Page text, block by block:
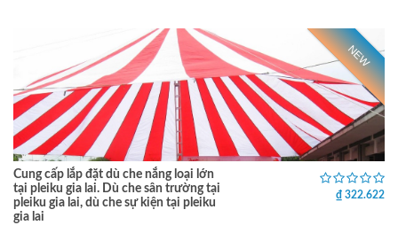
NEW
Cung cấp lắp đặt dù che nắng loại lớn
tại pleiku gia lai. Dù che sân trường tại
pleiku gia lai, dù che sự kiện tại pleiku
gia lai
₫ 322.622